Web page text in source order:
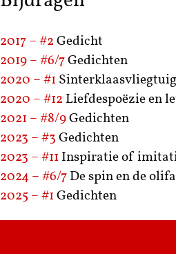
2017 – #2 Gedicht
2019 – #6/7 Gedichten
2020 – #1
2020 – #12 Liefdespoëzie en
2021 – #8/9 Gedichten
2023 – #3 Gedichten
2023 – #11 Inspiratie of
2024 – #6/7 De spin en de
2025 – #1 Gedichten